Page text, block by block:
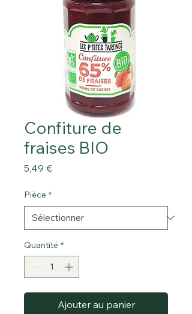
Confiture de
fraises BIO
5,49 €Prix
Pièce *
Quantité *
Ajouter au panier